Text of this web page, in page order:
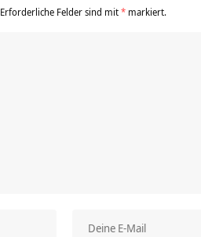
Erforderliche Felder sind mit* markiert.